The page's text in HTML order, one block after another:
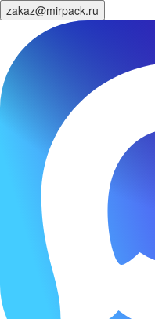
zakaz@mirpack.ru